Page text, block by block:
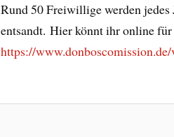
Rund 50 Freiwillige werden
entsandt. Hier könnt ihr online
https://